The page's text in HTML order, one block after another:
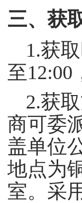
三、获
1.获
至12:00
2.获
商可委
盖单位
地点为
室。采